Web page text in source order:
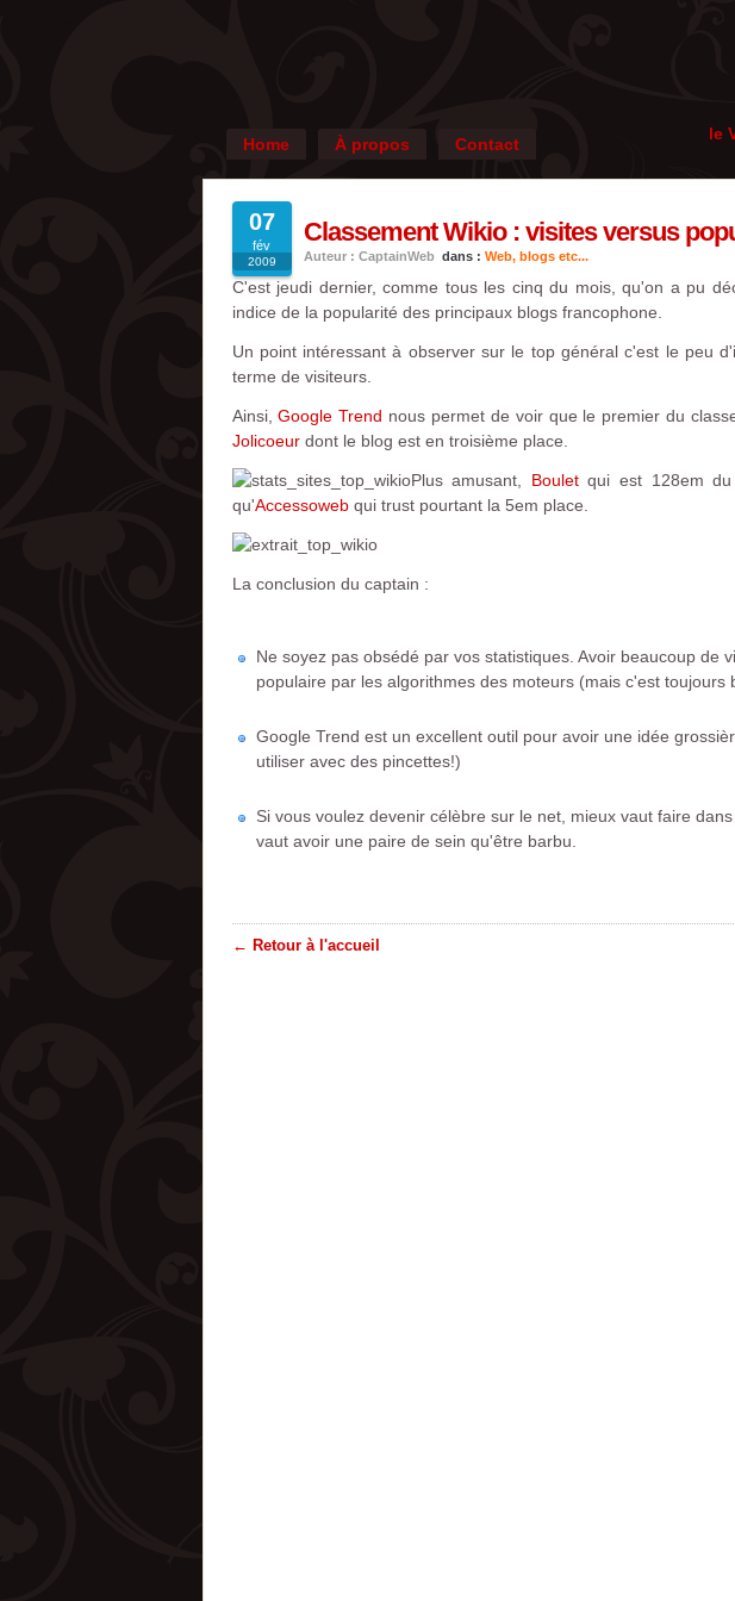
le
Home À propos Contact
07
fév
2009
Classement Wikio : visites versus
Auteur : CaptainWeb dans : Web, blogs etc...
C'est jeudi dernier, comme tous les cinq du mois, qu'on a pu
indice de la popularité des principaux blogs francophone.
Un point intéressant à observer sur le top général c'est le peu
terme de visiteurs.
Ainsi,Google Trend nous permet de voir que le premier du
Jolicoeurdont le blog est en troisième place.
Plus amusant, Bouletqui est 128em du
qu'Accessowebqui trust pourtant la 5em place.
La conclusion du captain :
Ne soyez pas obsédé par vos statistiques. Avoir beaucoup
populaire par les algorithmes des moteurs (mais c'est
Google Trend est un excellent outil pour avoir une idée
utiliser avec des pincettes!)
Si vous voulez devenir célèbre sur le net, mieux vaut faire
vaut avoir une paire de sein qu'être barbu.
← Retour à l'accueil